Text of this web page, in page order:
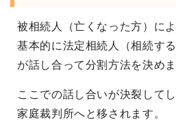
被相続人（亡くなった方）に
基本的に法定相続人（相続す
が話し合って分割方法を決めま
ここでの話し合いが決裂して
家庭裁判所へと移されます。